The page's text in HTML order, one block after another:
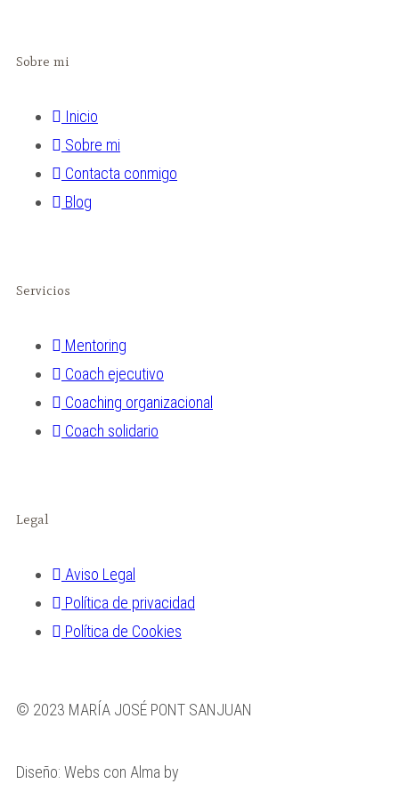
Sobre mi
Inicio
Sobre mi
Contacta conmigo
Blog
Servicios
Mentoring​
Coach ejecutivo​
Coaching organizacional​
Coach solidario​
Legal
Aviso Legal
Política de privacidad
Política de Cookies
© 2023 MARÍA JOSÉ PONT SANJUAN
Diseño: Webs con Alma by